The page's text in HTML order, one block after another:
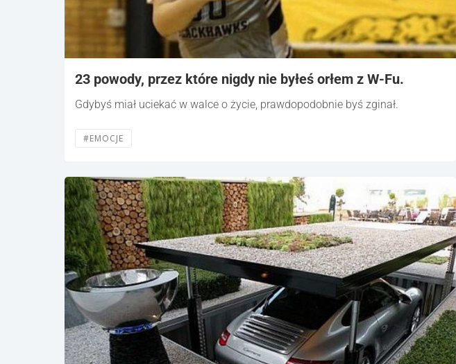
23 powody, przez które nigdy nie byłeś orłem z W-Fu.
Gdybyś miał uciekać w walce o życie, prawdopodobnie byś zginał.
#EMOCJE